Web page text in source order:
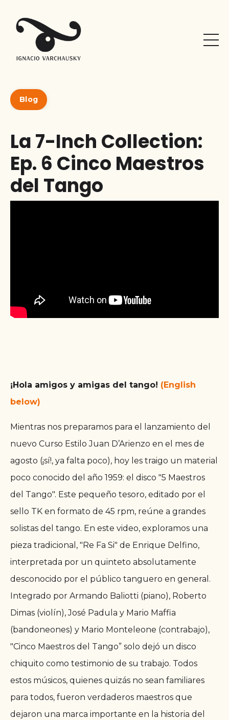
Blog
La 7-Inch Collection:
Ep. 6 Cinco Maestros
del Tango
¡Hola amigos y amigas del tango! (English
below)
Mientras nos preparamos para el lanzamiento del
nuevo Curso Estilo Juan D’Arienzo en el mes de
agosto (¡sí!, ya falta poco), hoy les traigo un material
poco conocido del año 1959: el disco "5 Maestros
del Tango". Este pequeño tesoro, editado por el
sello TK en formato de 45 rpm, reúne a grandes
solistas del tango. En este video, exploramos una
pieza tradicional, "Re Fa Si" de Enrique Delfino,
interpretada por un quinteto absolutamente
desconocido por el público tanguero en general.
Integrado por Armando Baliotti (piano), Roberto
Dimas (violín), José Padula y Mario Maffia
(bandoneones) y Mario Monteleone (contrabajo),
"Cinco Maestros del Tango” solo dejó un disco
chiquito como testimonio de su trabajo. Todos
estos músicos, quienes quizás no sean familiares
para todos, fueron verdaderos maestros que
dejaron una marca importante en la historia del